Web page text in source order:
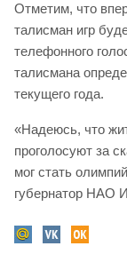
Отметим, что
талисман игр
телефонного
талисмана
текущего года.
«Надеюсь, что
проголосуют за
мог стать
губернатор НАО